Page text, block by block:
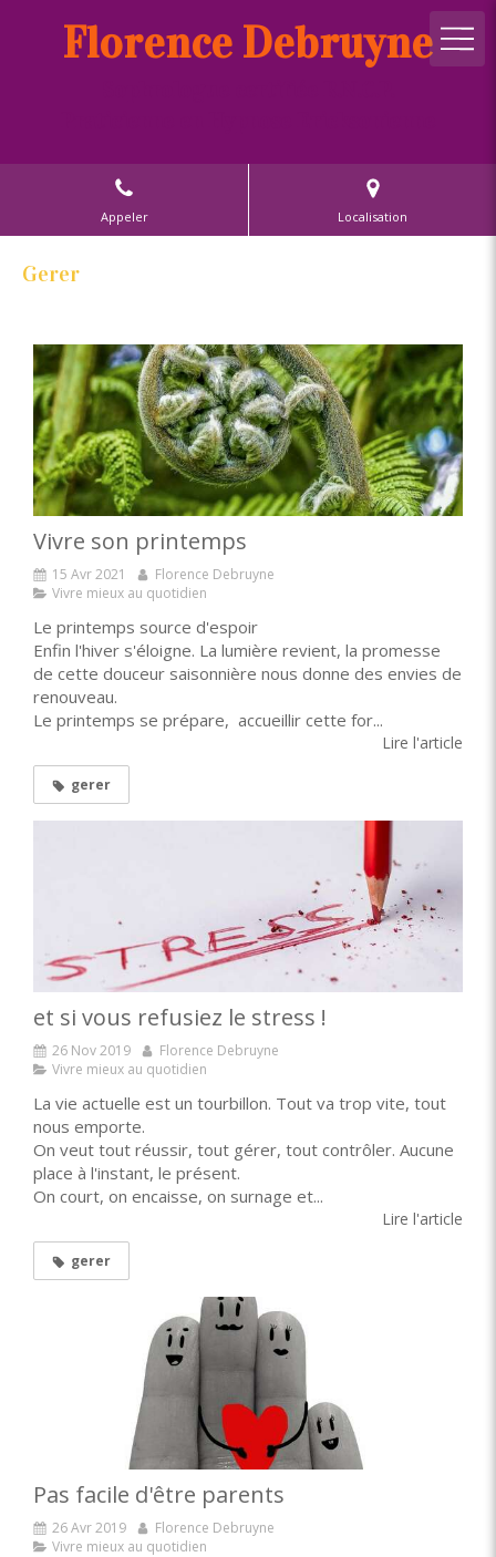
Florence Debruyne
Appeler Localisation
Gerer
Vivre son printemps
15 Avr 2021
Florence Debruyne
Vivre mieux au quotidien
Le printemps source d'espoir
Enfin l'hiver s'éloigne. La lumière revient, la promesse
de cette douceur saisonnière nous donne des envies de
renouveau.
Le printemps se prépare, accueillir cette for...
Lire l'article
gerer
et si vous refusiez le stress !
26 Nov 2019
Florence Debruyne
Vivre mieux au quotidien
La vie actuelle est un tourbillon. Tout va trop vite, tout
nous emporte.
On veut tout réussir, tout gérer, tout contrôler. Aucune
place à l'instant, le présent.
On court, on encaisse, on surnage et...
Lire l'article
gerer
Pas facile d'être parents
26 Avr 2019
Florence Debruyne
Vivre mieux au quotidien